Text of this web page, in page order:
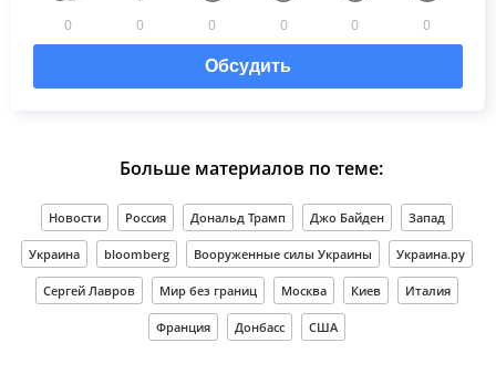
0 0 0 0 0 0
Обсудить
Больше материалов по теме:
Новости Россия Дональд Трамп Джо Байден Запад
Украина bloomberg Вооруженные силы Украины Украина.ру
Сергей Лавров Мир без границ Москва Киев Италия
Франция Донбасс США